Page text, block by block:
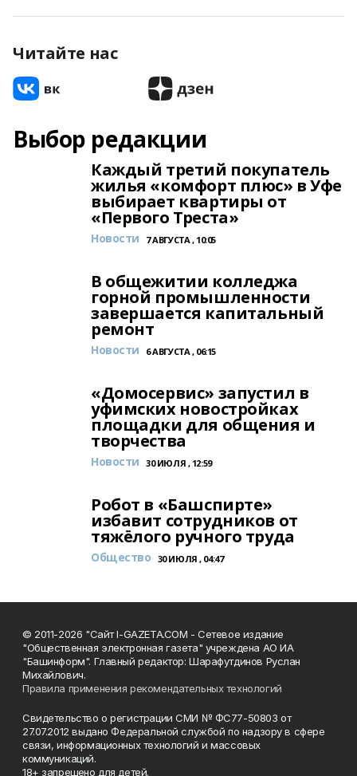
Читайте нас
Выбор редакции
Каждый третий покупатель
жилья «комфорт плюс» в Уфе
выбирает квартиры от
«Первого Треста»
Новости 7 АВГУСТА , 10:05
В общежитии колледжа
горной промышленности
завершается капитальный
ремонт
Новости 6 АВГУСТА , 06:15
«Домосервис» запустил в
уфимских новостройках
площадки для общения и
творчества
Новости 30 ИЮЛЯ , 12:59
Робот в «Башспирте»
избавит сотрудников от
тяжёлого ручного труда
Общество 30 ИЮЛЯ , 04:47
© 2011-2026 "Сайт I-GAZETA.COM - Сетевое издание
"Общественная электронная газета" учреждена АО ИА
"Башинформ". Главный редактор: Шарафутдинов Руслан
Михайлович.
Правила применения рекомендательных технологий
Свидетельство о регистрации СМИ № ФС77-50803 от
27.07.2012 выдано Федеральной службой по надзору в сфере
связи, информационных технологий и массовых
коммуникаций.
18+ запрещено для детей.